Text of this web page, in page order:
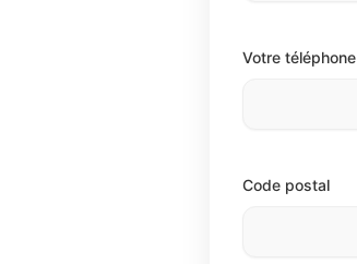
Votre téléphone
Code postal